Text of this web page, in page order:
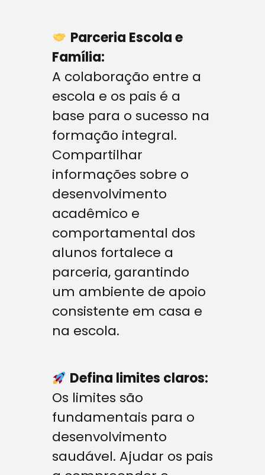
Parceria Escola e
Família:
A colaboração entre a
escola e os pais é a
base para o sucesso na
formação integral.
Compartilhar
informações sobre o
desenvolvimento
acadêmico e
comportamental dos
alunos fortalece a
parceria, garantindo
um ambiente de apoio
consistente em casa e
na escola.
Defina limites claros:
Os limites são
fundamentais para o
desenvolvimento
saudável. Ajudar os pais